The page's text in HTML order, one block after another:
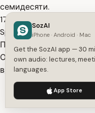
семидесяти.
17:44
Speaker A
Прыжковое колено
Она сокращает
видит атаку. Он не
линии. Его рука
его в сторону.
18:00
We use cookies to enhance your
SozAI
iPhone · Android · Mac
Get the SozAI app — 30
own audio: lectures,
languages.
App Store